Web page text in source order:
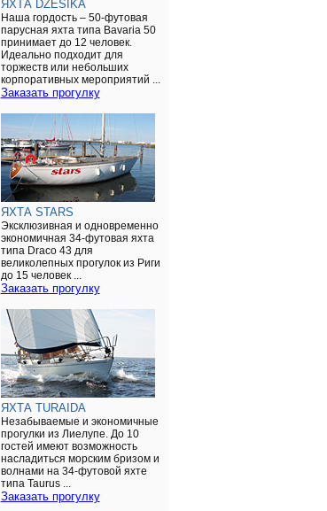
ЯХТА DŽESIKA
Наша гордость – 50-футовая
парусная яхта типа Bavaria 50
принимает до 12 человек.
Идеально подходит для
торжеств или небольших
корпоративных мероприятий ...
Заказать прогулку
ЯХТА STARS
Эксклюзивная и одновременно
экономичная 34-футовая яхта
типа Draco 43 для
великолепных прогулок из Риги
до 15 человек ...
Заказать прогулку
ЯХТА TURAIDA
Незабываемые и экономичные
прогулки из Лиелупе. До 10
гостей имеют возможность
насладиться морским бризом и
волнами на 34-футовой яхте
типа Taurus ...
Заказать прогулку